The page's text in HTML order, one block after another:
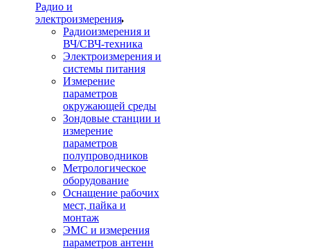
Радио и
электроизмерения
Радиоизмерения и
ВЧ/СВЧ-техника
Электроизмерения и
системы питания
Измерение
параметров
окружающей среды
Зондовые станции и
измерение
параметров
полупроводников
Метрологическое
оборудование
Оснащение рабочих
мест, пайка и
монтаж
ЭМС и измерения
параметров антенн